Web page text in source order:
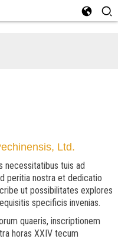
Ltd.
necessitatibus tuis ad
peritia nostra et dedicatio
ut possibilitates explores
specificis invenias.
quaeris, inscriptionem
horas XXIV tecum